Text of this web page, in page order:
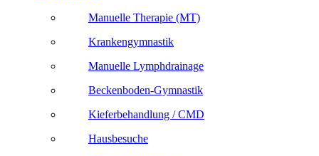
Manuelle Therapie (MT)
Krankengymnastik
Manuelle Lymphdrainage
Beckenboden-Gymnastik
Kieferbehandlung / CMD
Hausbesuche